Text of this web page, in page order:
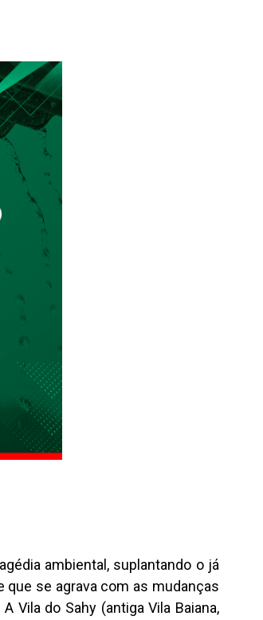
ambiental, suplantando o já
que se agrava com as mudanças
Vila do Sahy (antiga Vila Baiana,